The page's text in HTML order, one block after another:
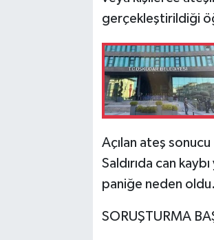
gerçekleştirildiği
Açılan ateş
Saldırıda can
paniğe neden oldu.
SORUŞTURMA